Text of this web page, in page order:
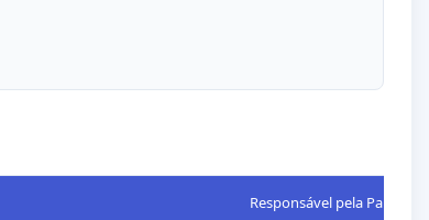
Responsável pela Parada